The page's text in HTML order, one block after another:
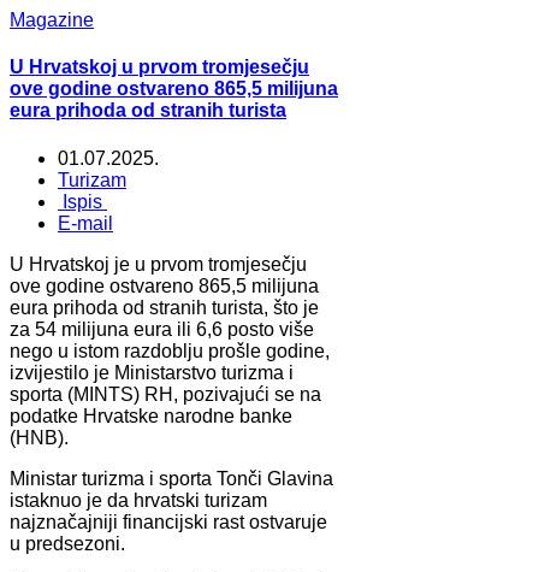
Magazine
U Hrvatskoj u prvom tromjesečju
ove godine ostvareno 865,5 milijuna
eura prihoda od stranih turista
01.07.2025.
Turizam
Ispis
E-mail
U Hrvatskoj je u prvom tromjesečju
ove godine ostvareno 865,5 milijuna
eura prihoda od stranih turista, što je
za 54 milijuna eura ili 6,6 posto više
nego u istom razdoblju prošle godine,
izvijestilo je Ministarstvo turizma i
sporta (MINTS) RH, pozivajući se na
podatke Hrvatske narodne banke
(HNB).
Ministar turizma i sporta Tonči Glavina
istaknuo je da hrvatski turizam
najznačajniji financijski rast ostvaruje
u predsezoni.